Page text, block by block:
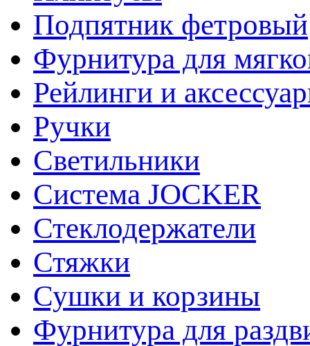
Подпятник фетровый
Фурнитура для
Рейлинги и
Ручки
Светильники
Система JOCKER
Стеклодержатели
Стяжки
Сушки и корзины
Фурнитура для